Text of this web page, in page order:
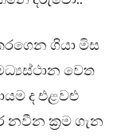
ගියා මිස
වෙත
ද එළවළු
නවීන ක්‍රම ගැන